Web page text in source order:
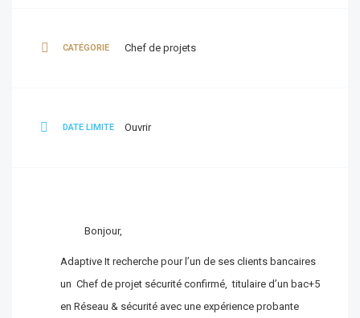
CATÉGORIE Chef de projets
DATE LIMITE Ouvrir
Bonjour,
Adaptive It recherche pour l’un de ses clients bancaires
un Chef de projet sécurité confirmé, titulaire d’un bac+5
en Réseau & sécurité avec une expérience probante